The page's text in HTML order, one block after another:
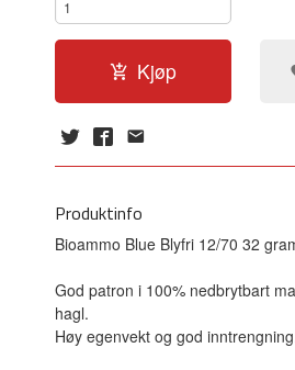
Kjøp
Produktinfo
Bioammo Blue Blyfri 12/70 32
God patron i 100% nedbrytbart
hagl.
Høy egenvekt og god